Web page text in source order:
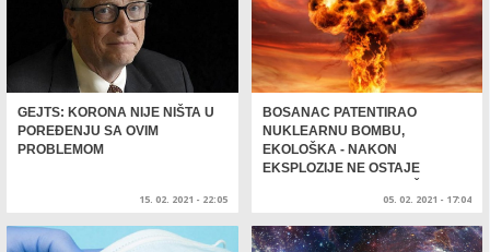
GEJTS: KORONA NIJE NIŠTA U
POREĐENJU SA OVIM
PROBLEMOM
15. 02. 2021 - 22:05
BOSANAC PATENTIRAO
NUKLEARNU BOMBU,
EKOLOŠKA - NAKON
EKSPLOZIJE NE OSTAJE
05. 02. 2021 - 17:04